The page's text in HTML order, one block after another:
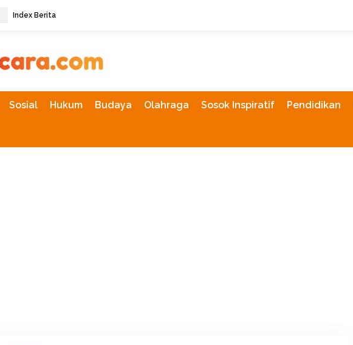
Index Berita
Sosial Hukum Budaya Olahraga Sosok Inspiratif Pendidikan